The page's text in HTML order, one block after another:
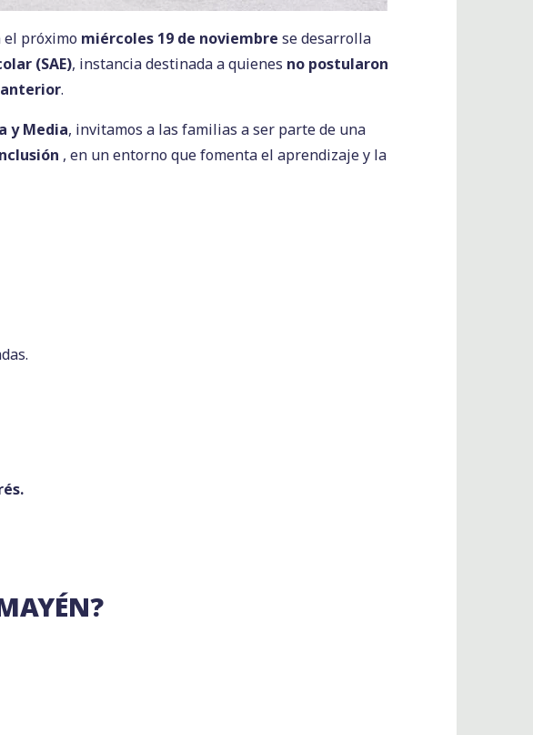
el próximo miércoles 19 de noviembre se desarrolla
(SAE), instancia destinada a quienes no postularon
.
y Media, invitamos a las familias a ser parte de una
, en un entorno que fomenta el aprendizaje y la